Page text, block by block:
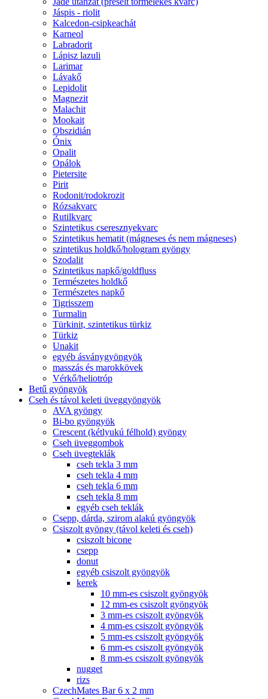
Jáspis - riolit
Kalcedon-csipkeachát
Karneol
Labradorit
Lápisz lazuli
Larimar
Lávakő
Lepidolit
Magnezit
Malachit
Mookait
Obszidián
Ónix
Opalit
Opálok
Pietersite
Pirit
Rodonit/rodokrozit
Rózsakvarc
Rutilkvarc
Szintetikus cseresznyekvarc
Szintetikus hematit (mágneses és nem mágneses)
szintetikus holdkő/hologram gyöngy
Szodalit
Szintetikus napkő/goldfluss
Természetes holdkő
Természetes napkő
Tigrisszem
Turmalin
Türkinit, szintetikus türkiz
Türkiz
Unakit
egyéb ásványgyöngyök
masszás és marokkövek
Vérkő/heliotróp
Betű gyöngyök
Cseh és távol keleti üveggyöngyök
AVA gyöngy
Bi-bo gyöngyök
Crescent (kétlyukú félhold) gyöngy
Cseh üveggombok
Cseh üvegteklák
cseh tekla 3 mm
cseh tekla 4 mm
cseh tekla 6 mm
cseh tekla 8 mm
egyéb cseh teklák
Csepp, dárda, szirom alakú gyöngyök
Csiszolt gyöngy (távol keleti és cseh)
csiszolt bicone
csepp
donut
egyéb csiszolt gyöngyök
kerek
10 mm-es csiszolt gyöngyök
12 mm-es csiszolt gyöngyök
3 mm-es csiszolt gyöngyök
4 mm-es csiszolt gyöngyök
5 mm-es csiszolt gyöngyök
6 mm-es csiszolt gyöngyök
8 mm-es csiszolt gyöngyök
nugget
rizs
CzechMates Bar 6 x 2 mm